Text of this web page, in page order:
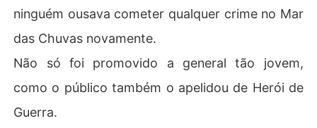
ninguém ousava cometer qualquer crime no Mar
das Chuvas novamente.
Não só foi promovido a general tão jovem,
como o público também o apelidou de Herói de
Guerra.